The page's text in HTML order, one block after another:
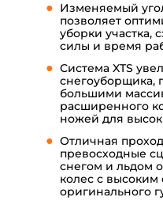
Изменяемый
позволяет
уборки участка,
силы и время
Система XTS
снегоуборщика,
большими
расширенного
ножей для
Отличная
превосходные
снегом и льдом
колес с
оригинального